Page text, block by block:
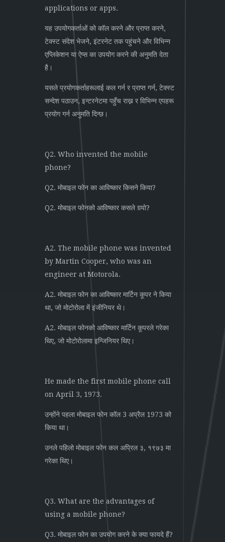
applications or apps.
यह उपयोगकर्ताओं को कॉल करने और प्राप्त करने,
टेक्स्ट संदेश भेजने, इंटरनेट तक पहुंचने और विभिन्न
एप्लिकेशन या ऐप्स का उपयोग करने की अनुमति देता
है।
यसले प्रयोगकर्ताहरूलाई कल गर्न र प्राप्त गर्न, टेक्स्ट
सन्देश पठाउन, इन्टरनेटमा पहुँच राख्न र विभिन्न एपहरू
प्रयोग गर्न अनुमति दिन्छ।
Q2. Who invented the mobile
phone?
Q2. मोबाइल फोन का आविष्कार किसने किया?
Q2. मोबाइल फोनको आविष्कार कसले गर्‍यो?
A2. The mobile phone was invented
by Martin Cooper, who was an
engineer at Motorola.
A2. मोबाइल फोन का आविष्कार मार्टिन कूपर ने किया
था, जो मोटोरोला में इंजीनियर थे।
A2. मोबाइल फोनको आविष्कार मार्टिन कूपरले गरेका
थिए, जो मोटोरोलामा इन्जिनियर थिए।
He made the first mobile phone call
on April 3, 1973.
उन्होंने पहला मोबाइल फोन कॉल 3 अप्रैल 1973 को
किया था।
उनले पहिलो मोबाइल फोन कल अप्रिल ३, १९७३ मा
गरेका थिए।
Q3. What are the advantages of
using a mobile phone?
Q3. मोबाइल फोन का उपयोग करने के क्या फायदे हैं?